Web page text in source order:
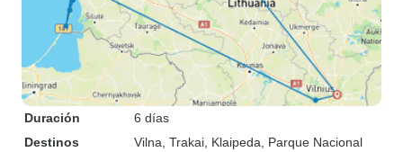
Duración
6 días
Destinos
Vilna , Trakai , Klaipeda , Parque Nacional